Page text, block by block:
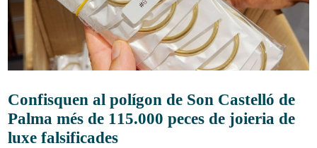
Confisquen al polígon de Son Castelló de
Palma més de 115.000 peces de joieria de
luxe falsificades